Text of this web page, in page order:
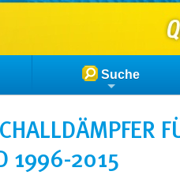
Suche
1996-2015